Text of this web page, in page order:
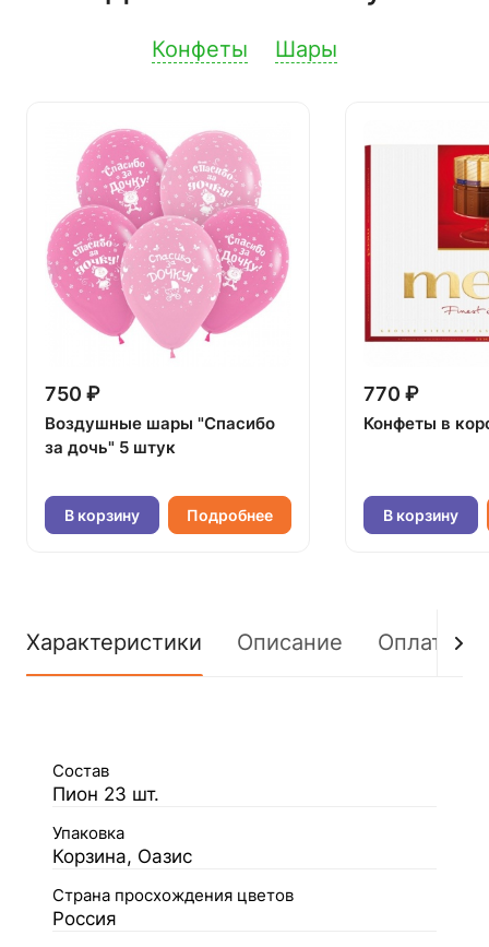
Конфеты Шары
750 ₽
Воздушные шары "Спасибо
за дочь" 5 штук
В корзину Подробнее
770 ₽
Конфеты в
В корзину
Характеристики Описание Оплата
Состав
Пион 23 шт.
Упаковка
Корзина, Оазис
Страна просхождения цветов
Россия